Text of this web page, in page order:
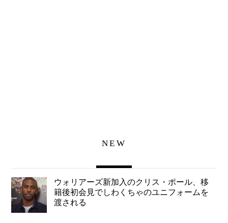
NEW
ウォリアーズ新加入のクリス・ポール、移
籍後初会見でしわくちゃのユニフォームを
渡される